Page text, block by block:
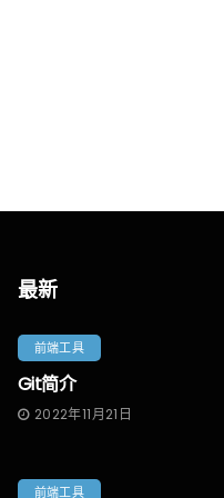
最新
前端工具
Git简介
2022年11月21日
前端工具